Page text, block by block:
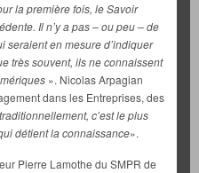
la première fois, le Savoir
Il n’y a pas – ou peu – de
seraient en mesure d’indiquer
très souvent, ils ne connaissent
». Nicolas Arpagian
dans les Entreprises, des
traditionnellement, c’est le plus
détient la connaissance».
Pierre Lamothe du SMPR de